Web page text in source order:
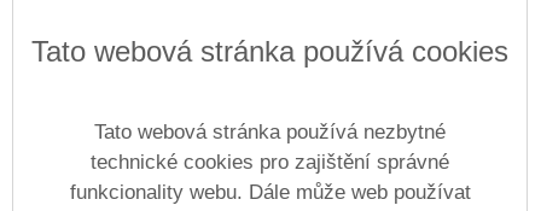
Prohlášení o přístupnosti Mapa webu Cookies
Tato webová stránka používá cookies
Tato webová stránka používá nezbytné
technické cookies pro zajištění správné
funkcionality webu. Dále může web používat